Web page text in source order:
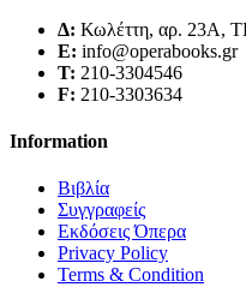
Δ: Κωλέττη, αρ. 23Α,
E: info@operabooks.gr
Τ: 210-3304546
F: 210-3303634
Information
Βιβλία
Συγγραφείς
Εκδόσεις Όπερα
Privacy Policy
Terms & Condition